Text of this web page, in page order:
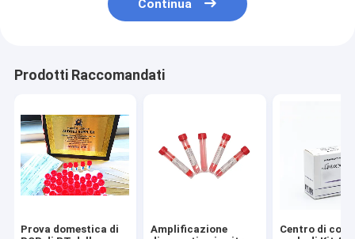
Continua
Prodotti Raccomandati
Prova domestica di
Amplificazione
Centro di